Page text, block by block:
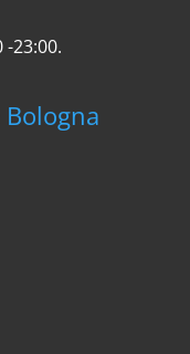
23:00.